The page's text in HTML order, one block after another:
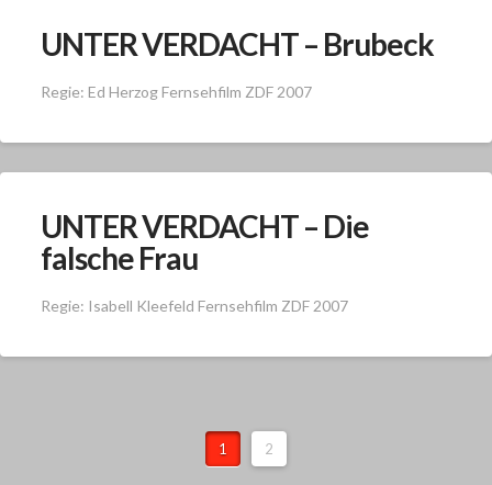
UNTER VERDACHT – Brubeck
Regie: Ed Herzog Fernsehfilm ZDF 2007
UNTER VERDACHT – Die
falsche Frau
Regie: Isabell Kleefeld Fernsehfilm ZDF 2007
1 2